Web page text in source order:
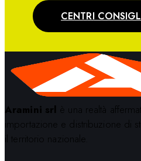
CENTRI
Aramini srl è una realtà
importazione e distribuzione di
il territorio nazionale.